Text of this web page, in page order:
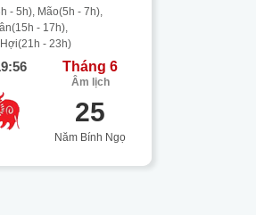
- 5h), Mão(5h - 7h),
- 17h),
- 23h)
Tháng 6
Âm lịch
25
Năm Bính Ngọ